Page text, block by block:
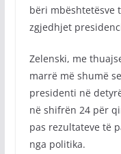
bëri mbështetësve
zgjedhjet
Zelenski, me
marrë më shumë
presidenti në
në shifrën 24 për
pas rezultateve të
nga politika.